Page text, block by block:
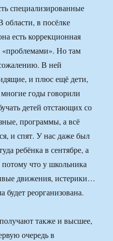
специализированные
области, в посёлке
есть коррекционная
«проблемами». Но там
В ней
и плюс ещё дети,
годы говорили
детей отстающих со
программы, а всё
и спят. У нас даже был
ребёнка в сентябре, а
потому что у школьника
движения, истерики…
реорганизована.
также и высшее,
очередь в